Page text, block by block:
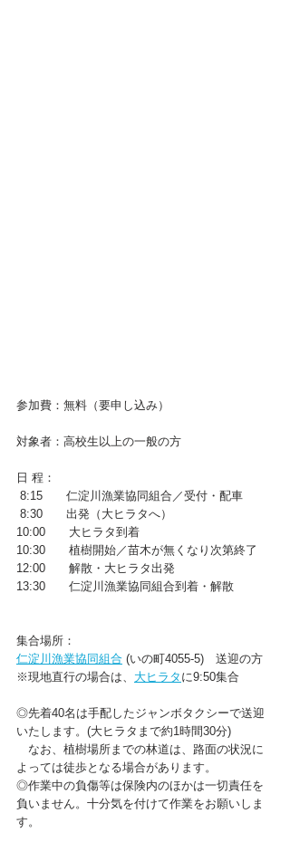
参加費：無料（要申し込み）
対象者：高校生以上の一般の方
日 程：
8:15　　仁淀川漁業協同組合／受付・配車
8:30　　出発（大ヒラタへ）
10:00　　大ヒラタ到着
10:30　　植樹開始／苗木が無くなり次第終了
12:00　　解散・大ヒラタ出発
13:30　　仁淀川漁業協同組合到着・解散
集合場所：
仁淀川漁業協同組合 (いの町4055-5)　送迎の方
※現地直行の場合は、 大ヒラタ に9:50集合
◎先着40名は手配したジャンボタクシーで送迎
いたします。(大ヒラタまで約1時間30分)
なお、植樹場所までの林道は、路面の状況に
よっては徒歩となる場合があります。
◎作業中の負傷等は保険内のほかは一切責任を
負いません。十分気を付けて作業をお願いしま
す。